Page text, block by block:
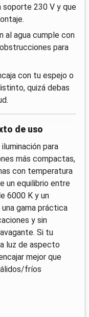
soporte 230 V y que
al agua cumple con
para
con tu espejo o
quizá debas
de uso
para
más compactas,
con temperatura
un equilibrio entre
6000 K y un
gama práctica
y sin
Si tu
luz de aspecto
mejor que
fríos